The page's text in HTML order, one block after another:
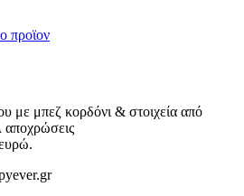
προϊoν
με μπεζ κορδόνι & στοιχεία από